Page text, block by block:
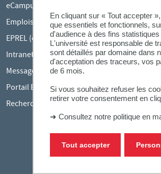
En cliquant sur « Tout accepter
que essentiels et fonctionnels,
d'audience à des fins
L'université est responsable de
sont détaillés par domaine dans
d'acceptation des traceurs, vos
de 6 mois.
Si vous souhaitez refuser les
retirer votre consentement en
➜ Consultez notre politique en
Tout accepter
eCampus
Emplois du temps en ligne
EPREL (cours en ligne)
Intranet des personnels
Messagerie étudiante
Portail Bu Athéna
Rechercher une formation